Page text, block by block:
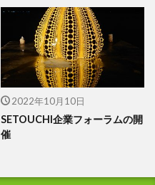
2022年10月10日
SETOUCHI企業フォーラムの開
催